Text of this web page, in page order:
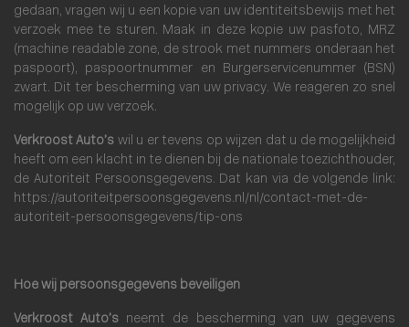
gedaan, vragen wij u een kopie van uw identiteitsbewijs met het
verzoek mee te sturen. Maak in deze kopie uw pasfoto, MRZ
(machine readable zone, de strook met nummers onderaan het
paspoort), paspoortnummer en Burgerservicenummer (BSN)
zwart. Dit ter bescherming van uw privacy. We reageren zo snel
mogelijk op uw verzoek.
Verkroost Auto’s wil u er tevens op wijzen dat u de mogelijkheid
heeft om een klacht in te dienen bij de nationale toezichthouder,
de Autoriteit Persoonsgegevens. Dat kan via de volgende link:
https://autoriteitpersoonsgegevens.nl/nl/contact-met-de-
autoriteit-persoonsgegevens/tip-ons
Hoe wij persoonsgegevens beveiligen
Verkroost Auto’s neemt de bescherming van uw gegevens